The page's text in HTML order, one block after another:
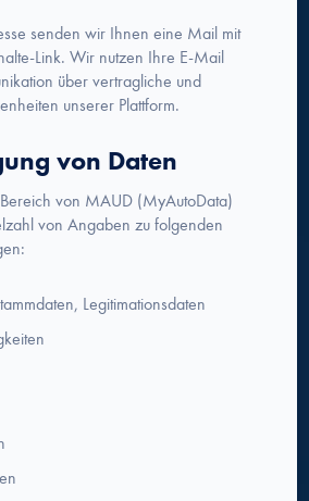
senden wir Ihnen eine Mail mit
Link. Wir nutzen Ihre E-Mail
über vertragliche und
unserer Plattform.
von Daten
von MAUD (MyAutoData)
von Angaben zu folgenden
Legitimationsdaten